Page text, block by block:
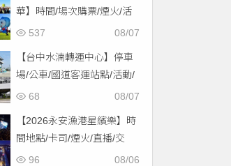
華】時間/場次購票/煙火/活
動/交通，土牛運動公園登08/07
537
【台中水湳轉運中心】停車
場/公車/國道客運站點/活動/
交通，啟用免費停車！ 08/07
68
【2026永安漁港星繽樂】時
間地點/卡司/煙火/直播/交
通，免費入場！
08/06
96